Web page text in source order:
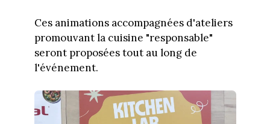
Ces animations accompagnées d'ateliers
promouvant la cuisine "responsable"
seront proposées tout au long de
l'événement.